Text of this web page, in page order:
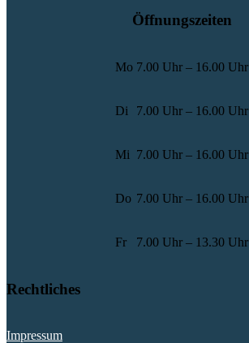
Öffnungszeiten
Mo 7.00 Uhr – 16.00 Uhr
Di 7.00 Uhr – 16.00 Uhr
Mi 7.00 Uhr – 16.00 Uhr
Do 7.00 Uhr – 16.00 Uhr
Fr 7.00 Uhr – 13.30 Uhr
Rechtliches
Impressum